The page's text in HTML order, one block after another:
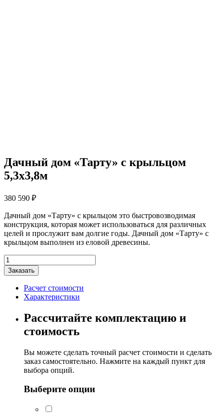
Дачный дом «Тарту» с крыльцом
5,3х3,8м
380 590 ₽
Дачный дом «Тарту» с крыльцом это быстровозводимая
конструкция, которая может использоваться для различных
целей и прослужит вам долгие годы. Дачный дом «Тарту» с
крыльцом выполнен из еловой древесины.
Количество
товара
Дачный
дом
"Тарту"
крыльцом
5,3х3,8м
Заказать
Расчет стоимости
Характеристики
Рассчитайте комплектацию и
стоимость
Вы можете сделать точный расчет стоимости и сделать
заказ самостоятельно. Нажмите на каждый пункт для
выбора опций.
Выберите опции